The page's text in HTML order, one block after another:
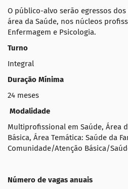
O público-alvo serão egressos
área da Saúde, nos núcleos
Enfermagem e Psicologia.
Turno
Integral
Duração Mínima
24 meses
Modalidade
Multiprofissional em Saúde, Área
Básica, Área Temática: Saúde da
Comunidade/Atenção Básica/
Número de vagas anuais